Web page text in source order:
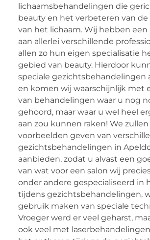
lichaamsbehandelingen die
beauty en het verbeteren van
van het lichaam. Wij hebben
aan allerlei verschillende
allen zo hun eigen specialisatie
gebied van beauty. Hierdoor
speciale gezichtsbehandelingen
en komen wij waarschijnlijk met
van behandelingen waar u nog
gehoord, maar waar u wel heel
aan zou kunnen raken! We
voorbeelden geven van
gezichtsbehandelingen in
aanbieden, zodat u alvast een
van wat voor een salon wij
onder andere gespecialiseerd in
tijdens gezichtsbehandelingen,
gebruik maken van speciale
Vroeger werd er veel geharst,
ook veel met